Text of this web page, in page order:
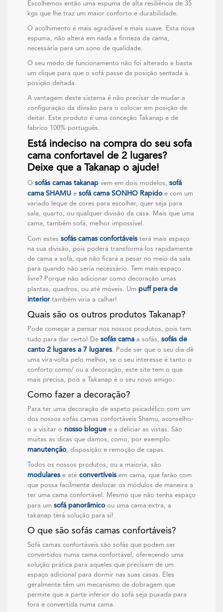
Escolhemos então uma espuma de alta resiliência de 35
kgs que lhe traz um maior conforto e durabilidade.
O acolhimento é mais agradável e mais suave. Esta nova
espuma, não altera em nada a firmeza da cama,
necessária para um sono de qualidade.
O seu modo de funcionamento não foi alterado e basta
um clique para que o sofá passe da posição sentada à
posição deitada.
A vantagem deste sistema é não precisar de mudar a
configuração da divisão para o colocar em posição de
deitar. Este produto é uma conceção Takanap e de
fabrico 100% português.
Está indeciso na compra do seu sofa
cama confortavel de 2 lugares?
Deixe que a Takanap o ajude!
O sofás camas takanap vem em dois modelos, sofá
cama SHAMU e sofá cama SONHO Rapidoe com um
variado leque de cores para escolher, quer seja para
sala, quarto, ou qualquer divisão da casa. Mais que uma
cama, também sofá, melhor impossível.
Com estes sofás camas confortáveis terá mais espaço
na sua divisão, pois poderá transformá-los rapidamente
de cama a sofá, que não ficará a pesar no meio da sala
para quando não seria necessário. Tem mais espaço
livre? Porque não adicionar como decoração umas
plantas, quadros, ou até móveis. Um puff pera de
interiortambém viria a calhar!
Quais são os outros produtos Takanap?
Pode começar a pensar nos nossos produtos, pois tem
tudo para dar certo! De sofás cama a sofás, sofás de
canto 2 lugares a 7 lugares. Pode ser que o seu dia dê
uma vira-volta pelo melhor, se o seu interesse é tanto o
conforto como/ ou a decoração, este site tem o que
mais precisa, pois a Takanap é o seu novo amigo.
Como fazer a decoração?
Para ter uma decoração de aspeto psicadélico com um
dos nossos sofás camas confortáveis Shamu, aconselho-
o a visitar o nosso blogue e a deliciar as vistas. São
muitas as dicas que damos, como, por exemplo:
manutenção, disposição e remoção de capas.
Todos os nossos produtos, ou a maioria, são
modulares e até convertíveis em cama, que farão com
que possa facilmente deslocar os módulos de maneira a
ter uma cama confortável. Mesmo que não tenha espaço
para um sofá panorâmicoou uma cama extra, a
takanap terá solução para si!
O que são sofás camas confortáveis?
Sofá camas confortáveis são sofás que podem ser
convertidos numa cama confortável, oferecendo uma
solução prática para aqueles que precisam de um
espaço adicional para dormir nas suas casas. Eles
geralmente têm um mecanismo de dobragem que
permite que a parte inferior do sofá seja puxada para
fora e convertida numa cama.